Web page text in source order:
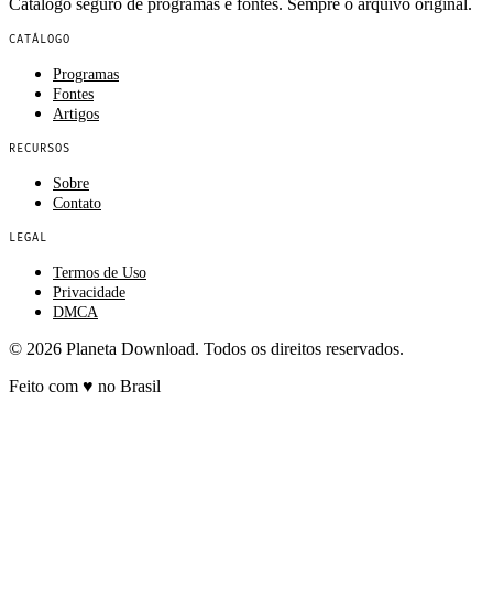
Catálogo seguro de programas e fontes. Sempre o arquivo original.
CATÁLOGO
Programas
Fontes
Artigos
RECURSOS
Sobre
Contato
LEGAL
Termos de Uso
Privacidade
DMCA
© 2026 Planeta Download. Todos os direitos reservados.
Feito com ♥ no Brasil